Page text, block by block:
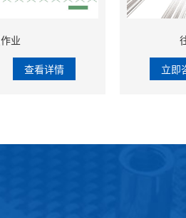
业
查看详情 立即